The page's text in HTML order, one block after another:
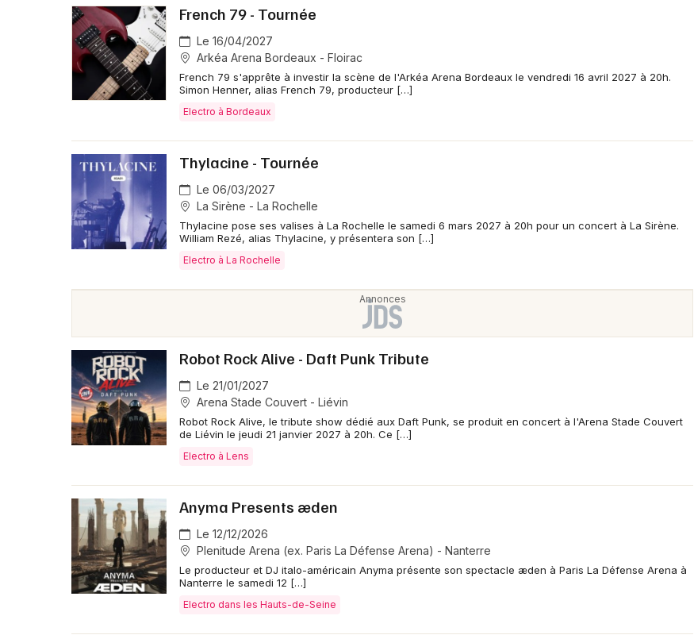
French 79 - Tournée
Le 16/04/2027
Arkéa Arena Bordeaux - Floirac
French 79 s'apprête à investir la scène de l'Arkéa Arena Bordeaux le vendredi 16 avril 2027 à 20h.
Simon Henner, alias French 79, producteur […]
Electro à Bordeaux
Thylacine - Tournée
Le 06/03/2027
La Sirène - La Rochelle
Thylacine pose ses valises à La Rochelle le samedi 6 mars 2027 à 20h pour un concert à La Sirène.
William Rezé, alias Thylacine, y présentera son […]
Electro à La Rochelle
Robot Rock Alive - Daft Punk Tribute
Le 21/01/2027
Arena Stade Couvert - Liévin
Robot Rock Alive, le tribute show dédié aux Daft Punk, se produit en concert à l'Arena Stade Couvert
de Liévin le jeudi 21 janvier 2027 à 20h. Ce […]
Electro à Lens
Anyma Presents æden
Le 12/12/2026
Plenitude Arena (ex. Paris La Défense Arena) - Nanterre
Le producteur et DJ italo-américain Anyma présente son spectacle æden à Paris La Défense Arena à
Nanterre le samedi 12 […]
Electro dans les Hauts-de-Seine